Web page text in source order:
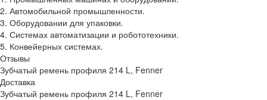
2. Автомобильной промышленности.
3. Оборудовании для упаковки.
4. Системах автоматизации и робототехники.
5. Конвейерных системах.
Отзывы
Зубчатый ремень профиля 214 L, Fenner
Доставка
Зубчатый ремень профиля 214 L, Fenner